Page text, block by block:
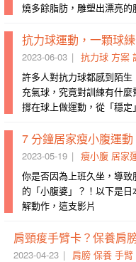
燒多餘脂肪，雕塑出漂亮的
抗力球運動，一顆球
2023-06-03 抗力球 方案
許多人對抗力球都感到陌
充氣球，究竟對訓練有什
撐在球上做運動，從「穩定
7 分鐘居家瘦小腹運動
2023-05-19 瘦小腹 居家
你是否因為上班久坐，導
的「小腹婆」？！以下是
解動作，這支影片
肩頸痠手臂卡？保養肩
2023-04-23 肩膀 保養 手臂